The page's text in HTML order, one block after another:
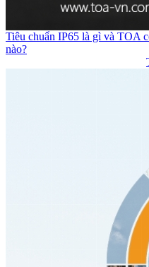
Tiêu chuẩn IP65 là gì và TOA
nào?